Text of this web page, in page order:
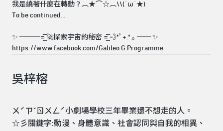
我是繞著什麼在轉動？︵★⌒☆︵\\(˙ω˙★)
To be continued...
✨ ───=͟͟͞͞ 🚀探索宇宙的秘密 =͟͟͞͞ 💨*ﾟ+.*.｡ ── ✨
https://www.facebook.com/Galileo.G.Programme
吳梓榕
ㄨˊㄗˇㄖㄨㄥˊ小劇場學校三年畢業還不想走的人。
☆彡關鍵字:動漫、身體意識、社會認同與自我的相異、